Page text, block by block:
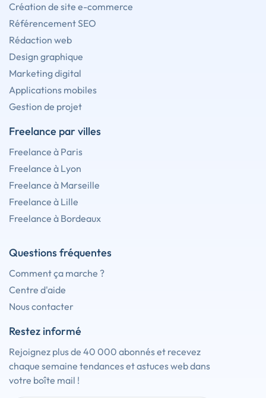
Création de site e-commerce
Référencement SEO
Rédaction web
Design graphique
Marketing digital
Applications mobiles
Gestion de projet
Freelance par villes
Freelance à Paris
Freelance à Lyon
Freelance à Marseille
Freelance à Lille
Freelance à Bordeaux
Questions fréquentes
Comment ça marche ?
Centre d'aide
Nous contacter
Restez informé
Rejoignez plus de 40 000 abonnés et recevez
chaque semaine tendances et astuces web dans
votre boîte mail !